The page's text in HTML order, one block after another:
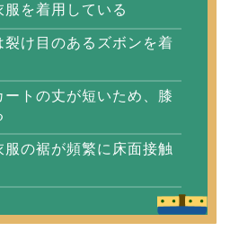
を着用している
裂け目のあるズボンを着
ートの丈が短いため、膝
の裾が頻繁に床面接触